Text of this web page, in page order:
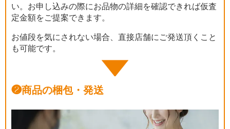
い。お申し込みの際にお品物の詳細を確認できれば仮査
定金額をご提案できます。
お値段を気にされない場合、直接店舗にご発送頂くこと
も可能です。
❷商品の梱包・発送